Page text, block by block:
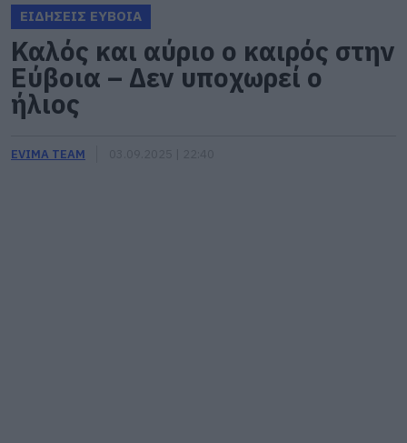
ΕΙΔΗΣΕΙΣ ΕΥΒΟΙΑ
Καλός και αύριο ο καιρός στην
Εύβοια – Δεν υποχωρεί ο
ήλιος
EVIMA TEAM